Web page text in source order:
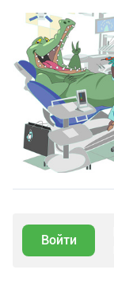
Войти